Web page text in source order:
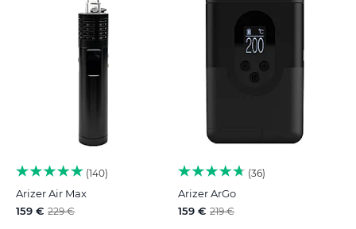
140
Arizer Air Max
159 € 229 €
36
Arizer ArGo
159 € 219 €